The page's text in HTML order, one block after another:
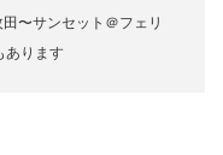
〜サンセット＠フェリ
あります